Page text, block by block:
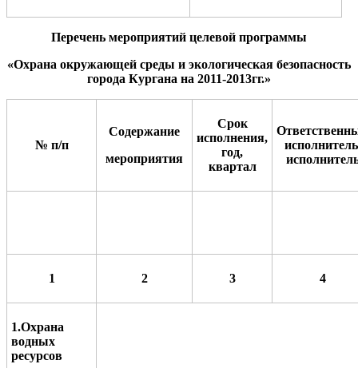
Перечень мероприятий целевой программы
«Охрана окружающей среды и экологическая безопасность
города Кургана на 2011-2013гг.»
№ п/п
Содержание
мероприятия
Срок
исполнения,
год,
квартал
1 2 3 4
1.Охрана
водных
ресурсов